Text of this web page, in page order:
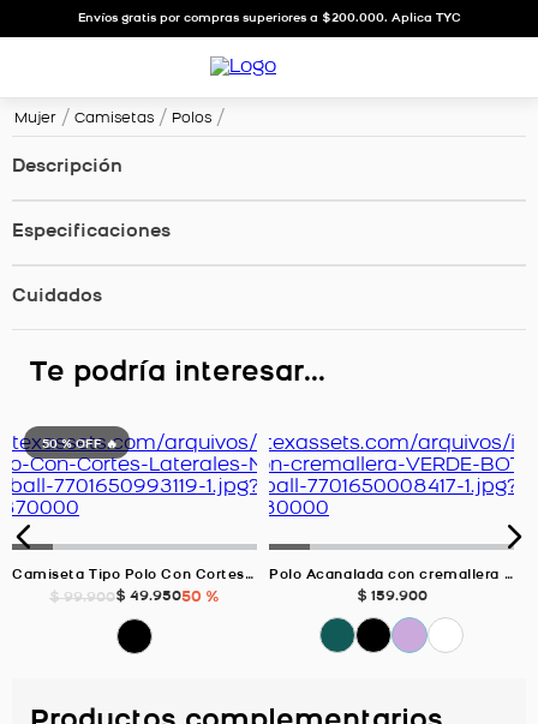
Envíos gratis por compras superiores a $200.000. Aplica TYC
Mujer Camisetas Polos
Descripción
Especificaciones
Cuidados
Te podría interesar...
50 % OFF 🔥
Camiseta Tipo Polo Con Cortes Laterales, Color Negro Para Mujer
$ 99.900$ 49.95050 %
Polo Acanalada con cremallera VERDE BOTELLA Para Mujer
$ 159.900